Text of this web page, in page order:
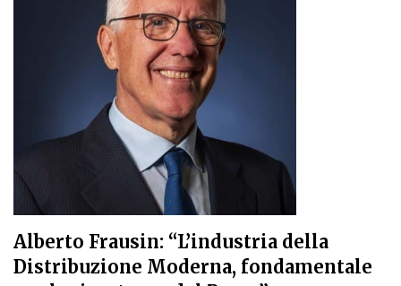
Alberto Frausin: “L’industria della
Distribuzione Moderna, fondamentale